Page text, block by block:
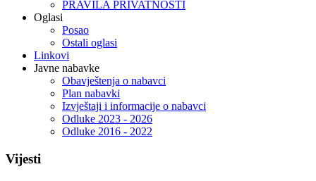
PRAVILA PRIVATNOSTI
Oglasi
Posao
Ostali oglasi
Linkovi
Javne nabavke
Obavještenja o nabavci
Plan nabavki
Izvještaji i informacije o nabavci
Odluke 2023 - 2026
Odluke 2016 - 2022
Vijesti